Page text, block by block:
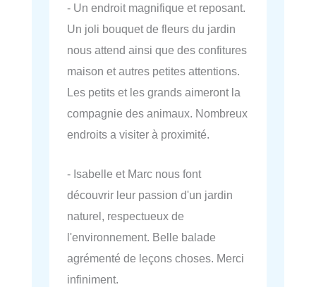
- Un endroit magnifique et reposant.
Un joli bouquet de fleurs du jardin
nous attend ainsi que des confitures
maison et autres petites attentions.
Les petits et les grands aimeront la
compagnie des animaux. Nombreux
endroits a visiter à proximité.
- Isabelle et Marc nous font
découvrir leur passion d'un jardin
naturel, respectueux de
l'environnement. Belle balade
agrémenté de leçons choses. Merci
infiniment.